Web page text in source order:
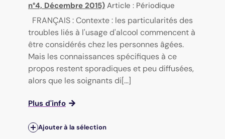
n°4, Décembre 2015) Article : Périodique
FRANÇAIS : Contexte : les particularités des
troubles liés à l'usage d'alcool commencent à
être considérés chez les personnes âgées.
Mais les connaissances spécifiques à ce
propos restent sporadiques et peu diffusées,
alors que les soignants di[...]
Plus d'info
Ajouter à la sélection